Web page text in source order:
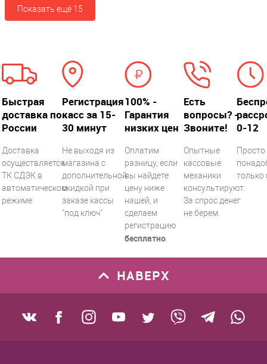
Показать ещё 15
Быстрая
доставка по
России
Доставка
осуществляется
ТК СДЭК в
автоматическом
режиме
Регистрация
касс за 15-
30 минут
Не выходя из
магазина с
дополнительной
скидкой при
заказе кассы
"под ключ"
100% -
Гарантия
низких цен
Оплатим
разницу, если
вы найдете
цену ниже
нашей, и
сделаем
регистрацию
бесплатно.
Есть
вопросы? -
Звоните!
Опытные
кассовые
механики
консультируют.
За спрос денег
не берем.
0-12
только
НАВЕРХ